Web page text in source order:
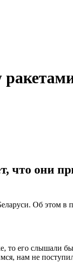
что они
Об этом в
то его слышали
нам не